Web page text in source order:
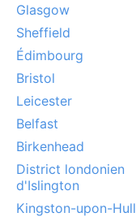
Glasgow
Sheffield
Édimbourg
Bristol
Leicester
Belfast
Birkenhead
District londonien
d'Islington
Kingston-upon-Hull